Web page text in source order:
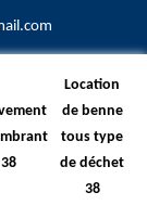
38
Location
de benne
tous type
de déchet
38